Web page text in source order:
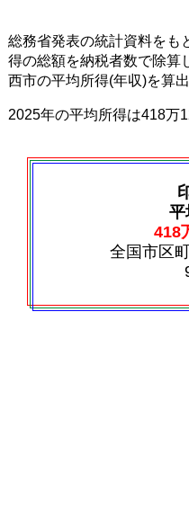
総務省発表の統計資料をも
得の総額を納税者数で除算
西市の平均所得(年収)を算出
2025年の平均所得は418万
平
418
全国市区